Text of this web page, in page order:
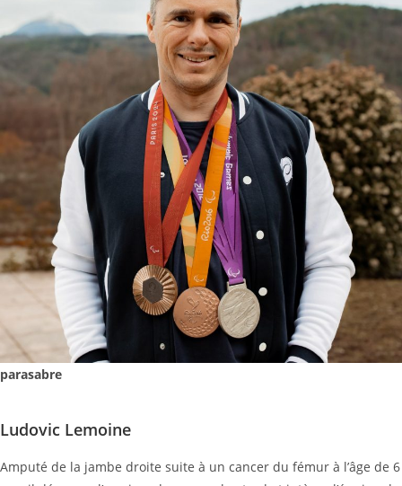
parasabre
Ludovic Lemoine
Amputé de la jambe droite suite à un cancer du fémur à l’âge de 6